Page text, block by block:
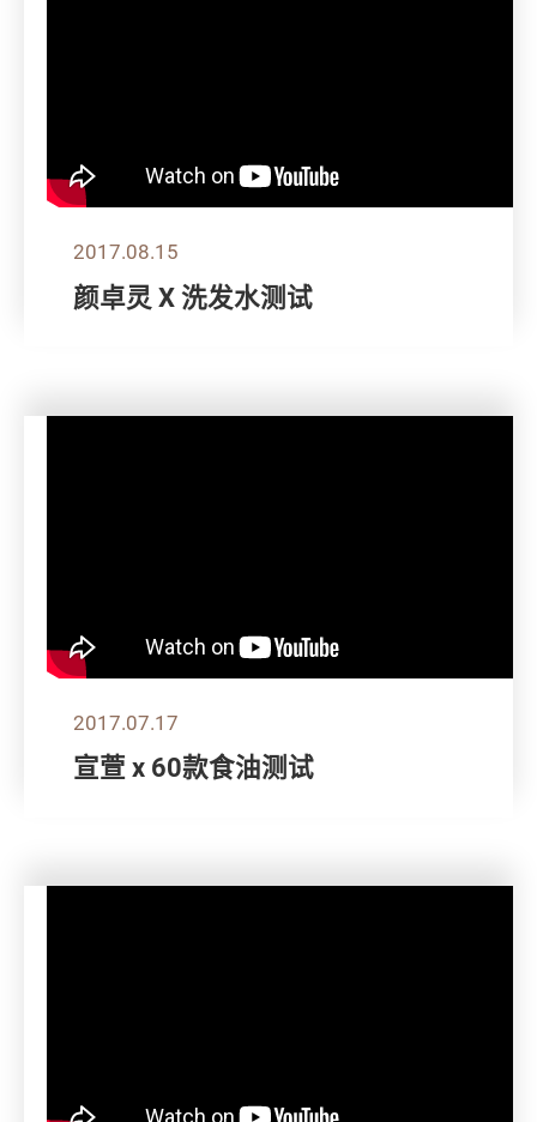
2017.08.15
颜卓灵 X 洗发水测试
2017.07.17
宣萱 x 60款食油测试